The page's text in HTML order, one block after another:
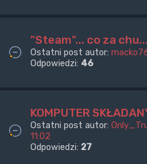
"Steam"... co za
Ostatni post autor:
Odpowiedzi: 46
KOMPUTER
Ostatni post autor:
11:02
Odpowiedzi: 27